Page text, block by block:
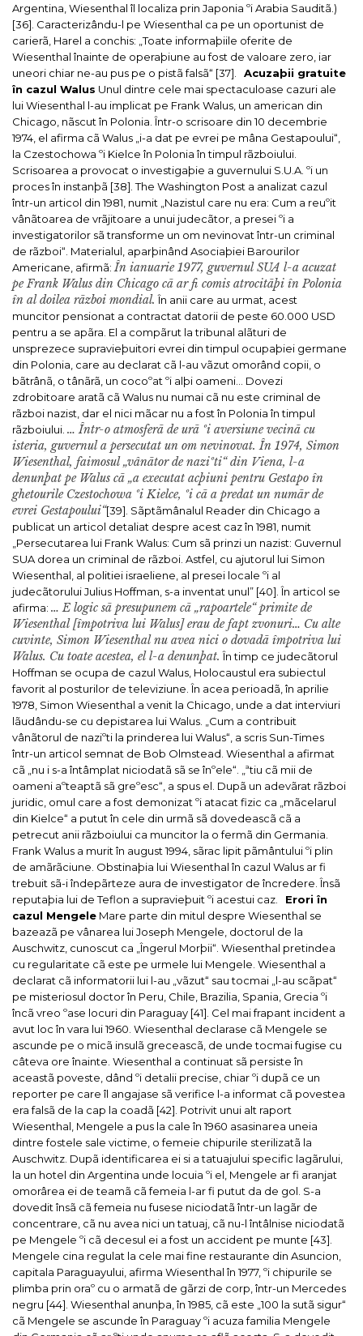
Argentina, Wiesenthal îl localiza prin Japonia ºi Arabia Sauditã.)
[36]. Caracterizându-l pe Wiesenthal ca pe un oportunist de
carierã, Harel a conchis: „Toate informaþiile oferite de
Wiesenthal înainte de operaþiune au fost de valoare zero, iar
uneori chiar ne-au pus pe o pistã falsã“ [37].
Acuzaþii gratuite
în cazul Walus Unul dintre cele mai spectaculoase cazuri ale
lui Wiesenthal l-au implicat pe Frank Walus, un american din
Chicago, nãscut în Polonia. Într-o scrisoare din 10 decembrie
1974, el afirma cã Walus „i-a dat pe evrei pe mâna Gestapoului“,
la Czestochowa ºi Kielce în Polonia în timpul rãzboiului.
Scrisoarea a provocat o investigaþie a guvernului S.U.A. ºi un
proces în instanþã [38].The Washington Post a analizat cazul
într-un articol din 1981, numit „Nazistul care nu era: Cum a reuºit
vânãtoarea de vrãjitoare a unui judecãtor, a presei ºi a
investigatorilor sã transforme un om nevinovat într-un criminal
de rãzboi“. Materialul, aparþinând Asociaþiei Barourilor
Americane, afirmã: În ianuarie 1977, guvernul SUA l-a acuzat
pe Frank Walus din Chicago cã ar fi comis atrocitãþi în Polonia
în al doilea rãzboi mondial. În anii care au urmat, acest
muncitor pensionat a contractat datorii de peste 60.000 USD
pentru a se apãra. El a compãrut la tribunal alãturi de
unsprezece supravieþuitori evrei din timpul ocupaþiei germane
din Polonia, care au declarat cã l-au vãzut omorând copii, o
bãtrânã, o tânãrã, un cocoºat ºi alþi oameni… Dovezi
zdrobitoare aratã cã Walus nu numai cã nu este criminal de
rãzboi nazist, dar el nici mãcar nu a fost în Polonia în timpul
rãzboiului. … Într-o atmosferã de urã ºi aversiune vecinã cu
isteria, guvernul a persecutat un om nevinovat. În 1974, Simon
Wiesenthal, faimosul „vânãtor de naziºti“ din Viena, l-a
denunþat pe Walus cã „a executat acþiuni pentru Gestapo în
ghetourile Czestochowa ºi Kielce, ºi cã a predat un numãr de
evrei Gestapoului“[39]. Sãptãmânalul Reader din Chicago a
publicat un articol detaliat despre acest caz în 1981, numit
„Persecutarea lui Frank Walus: Cum sã prinzi un nazist: Guvernul
SUA dorea un criminal de rãzboi. Astfel, cu ajutorul lui Simon
Wiesenthal, al politiei israeliene, al presei locale ºi al
judecãtorului Julius Hoffman, s-a inventat unul” [40]. În articol se
afirma: … E logic sã presupunem cã „rapoartele“ primite de
Wiesenthal [împotriva lui Walus] erau de fapt zvonuri… Cu alte
cuvinte, Simon Wiesenthal nu avea nici o dovadã împotriva lui
Walus. Cu toate acestea, el l-a denunþat. În timp ce judecãtorul
Hoffman se ocupa de cazul Walus, Holocaustul era subiectul
favorit al posturilor de televiziune. În acea perioadã, în aprilie
1978, Simon Wiesenthal a venit la Chicago, unde a dat interviuri
lãudându-se cu depistarea lui Walus. „Cum a contribuit
vânãtorul de naziºti la prinderea lui Walus“, a scris Sun-Times
într-un articol semnat de Bob Olmstead. Wiesenthal a afirmat
cã „nu i s-a întâmplat niciodatã sã se înºele“. „ªtiu cã mii de
oameni aºteaptã sã greºesc“, a spus el. Dupã un adevãrat rãzboi
juridic, omul care a fost demonizat ºi atacat fizic ca „mãcelarul
din Kielce“ a putut în cele din urmã sã dovedeascã cã a
petrecut anii rãzboiului ca muncitor la o fermã din Germania.
Frank Walus a murit în august 1994, sãrac lipit pãmântului ºi plin
de amãrãciune. Obstinaþia lui Wiesenthal în cazul Walus ar fi
trebuit sã-i îndepãrteze aura de investigator de încredere. Însã
reputaþia lui de Teflon a supravieþuit ºi acestui caz.
Erori în
cazul Mengele Mare parte din mitul despre Wiesenthal se
bazeazã pe vânarea lui Joseph Mengele, doctorul de la
Auschwitz, cunoscut ca „Îngerul Morþii“. Wiesenthal pretindea
cu regularitate cã este pe urmele lui Mengele. Wiesenthal a
declarat cã informatorii lui l-au „vãzut“ sau tocmai „l-au scãpat“
pe misteriosul doctor în Peru, Chile, Brazilia, Spania, Grecia ºi
încã vreo ºase locuri din Paraguay [41]. Cel mai frapant incident a
avut loc în vara lui 1960. Wiesenthal declarase cã Mengele se
ascunde pe o micã insulã greceascã, de unde tocmai fugise cu
câteva ore înainte. Wiesenthal a continuat sã persiste în
aceastã poveste, dând ºi detalii precise, chiar ºi dupã ce un
reporter pe care îl angajase sã verifice l-a informat cã povestea
era falsã de la cap la coadã [42]. Potrivit unui alt raport
Wiesenthal, Mengele a pus la cale în 1960 asasinarea uneia
dintre fostele sale victime, o femeie chipurile sterilizatã la
Auschwitz. Dupã identificarea ei si a tatuajului specific lagãrului,
la un hotel din Argentina unde locuia ºi el, Mengele ar fi aranjat
omorârea ei de teamã cã femeia l-ar fi putut da de gol. S-a
dovedit însã cã femeia nu fusese niciodatã într-un lagãr de
concentrare, cã nu avea nici un tatuaj, cã nu-l întâlnise niciodatã
pe Mengele ºi cã decesul ei a fost un accident pe munte [43].
Mengele cina regulat la cele mai fine restaurante din Asuncion,
capitala Paraguayului, afirma Wiesenthal în 1977, ºi chipurile se
plimba prin oraº cu o armatã de gãrzi de corp, într-un Mercedes
negru [44]. Wiesenthal anunþa, în 1985, cã este „100 la sutã sigur“
cã Mengele se ascunde în Paraguay ºi acuza familia Mengele